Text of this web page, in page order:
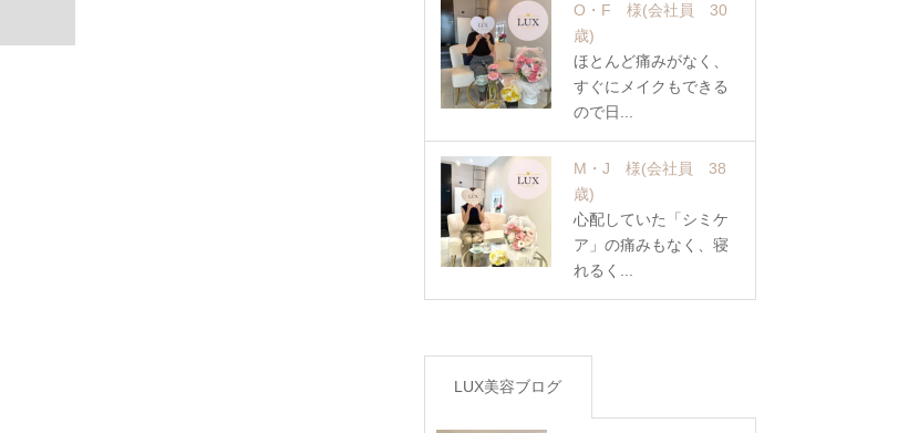
O・F 様(会社員 30
歳)
ほとんど痛みがなく、
すぐにメイクもできる
ので日...
M・J 様(会社員 38
歳)
心配していた「シミケ
ア」の痛みもなく、寝
れるく...
LUX美容ブログ